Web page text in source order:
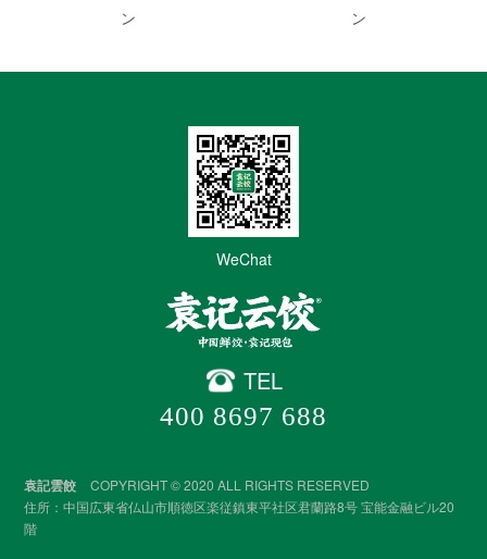
ン
ン
WeChat
TEL
400 8697 688
袁記雲餃
COPYRIGHT © 2020 ALL RIGHTS RESERVED
住所：中国広東省仏山市順徳区楽従鎮東平社区君蘭路8号 宝能金融ビル20
階